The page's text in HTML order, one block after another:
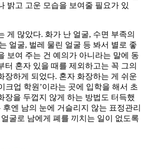
밝고 고운 모습을 보여줄 필요가 있
게 많았다. 화가 난 얼굴, 수면 부족의
얼굴, 벌레 물린 얼굴 등 봐서 별로 좋
보여 주는 건 예의가 아니라는 말에 동
터 혼자 있을 때를 제외하고는 꼭 그의
장하게 되었다. 혼자 화장하는 게 쉬운
크업 학원’이라는 곳에 입학을 해서 초
장을 두껍지 않게 하는 방법도 터득했
엔 남의 눈에 거슬리지 않는 표정관리
굴로 남에게 폐를 끼치는 일이 없도록